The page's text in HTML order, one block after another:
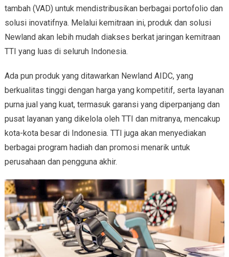
tambah (VAD) untuk mendistribusikan berbagai portofolio dan
solusi inovatifnya. Melalui kemitraan ini, produk dan solusi
Newland akan lebih mudah diakses berkat jaringan kemitraan
TTI yang luas di seluruh Indonesia.
Ada pun produk yang ditawarkan Newland AIDC, yang
berkualitas tinggi dengan harga yang kompetitif, serta layanan
purna jual yang kuat, termasuk garansi yang diperpanjang dan
pusat layanan yang dikelola oleh TTI dan mitranya, mencakup
kota-kota besar di Indonesia. TTI juga akan menyediakan
berbagai program hadiah dan promosi menarik untuk
perusahaan dan pengguna akhir.